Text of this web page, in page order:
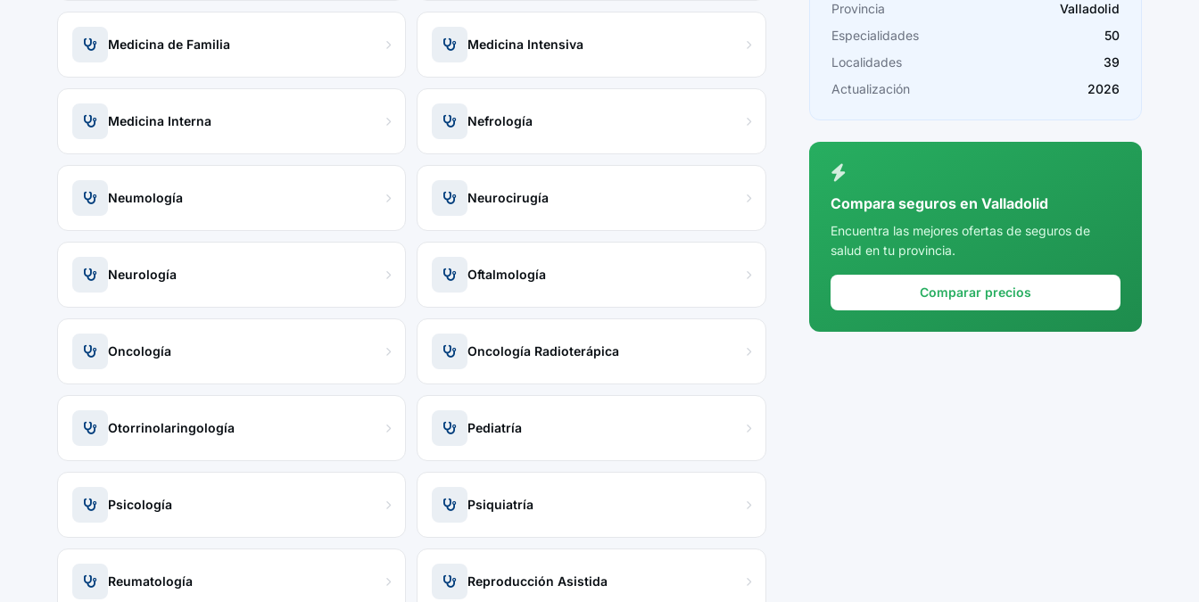
Medicina de Familia Medicina Intensiva
Medicina Interna Nefrología
Neumología Neurocirugía
Neurología Oftalmología
Oncología Oncología Radioterápica
Otorrinolaringología Pediatría
Psicología Psiquiatría
Reumatología Reproducción Asistida
Cádiz
Cantabria
Castellón
Córdoba
Cuenca
Girona
Provincia
Valladolid
Especialidades
50
Localidades
39
Actualización
2026
Compara seguros en Valladolid
Encuentra las mejores ofertas de seguros de
salud en tu provincia.
Comparar precios